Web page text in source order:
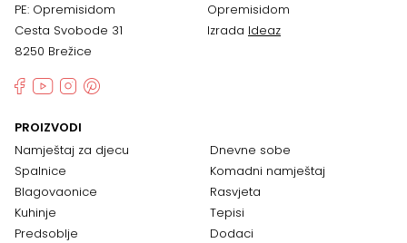
PE: Opremisidom
Cesta Svobode 31
8250 Brežice
Opremisidom
Izrada Ideaz
PROIZVODI
Namještaj za djecu
Spalnice
Blagovaonice
Kuhinje
Predsoblje
Dnevne sobe
Komadni namještaj
Rasvjeta
Tepisi
Dodaci